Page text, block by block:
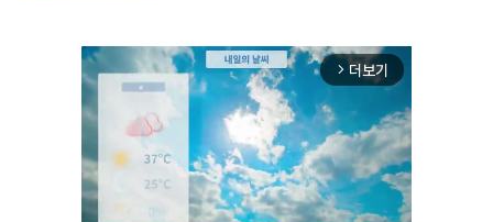
arrow_forward_ios 더보기